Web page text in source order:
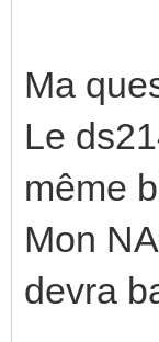
Ma
Le
même
Mon
devra